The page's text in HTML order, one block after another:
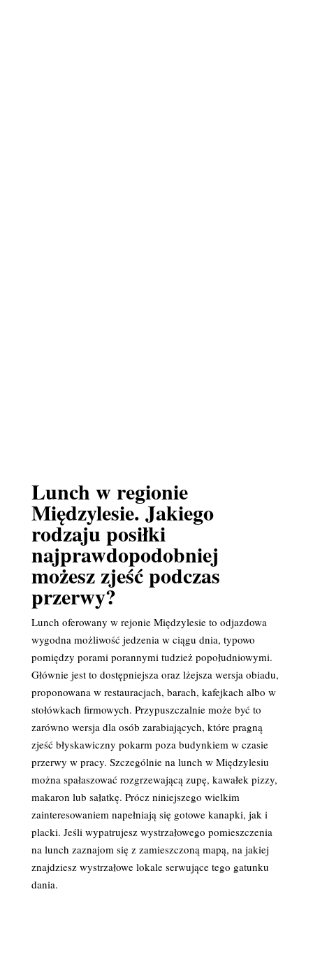
Lunch w regionie
Międzylesie. Jakiego
rodzaju posiłki
najprawdopodobniej
możesz zjeść podczas
przerwy?
Lunch oferowany w rejonie Międzylesie to odjazdowa
wygodna możliwość jedzenia w ciągu dnia, typowo
pomiędzy porami porannymi tudzież popołudniowymi.
Głównie jest to dostępniejsza oraz lżejsza wersja obiadu,
proponowana w restauracjach, barach, kafejkach albo w
stołówkach firmowych. Przypuszczalnie może być to
zarówno wersja dla osób zarabiających, które pragną
zjeść błyskawiczny pokarm poza budynkiem w czasie
przerwy w pracy. Szczególnie na lunch w Międzylesiu
można spałaszować rozgrzewającą zupę, kawałek pizzy,
makaron lub sałatkę. Prócz niniejszego wielkim
zainteresowaniem napełniają się gotowe kanapki, jak i
placki. Jeśli wypatrujesz wystrzałowego pomieszczenia
na lunch zaznajom się z zamieszczoną mapą, na jakiej
znajdziesz wystrzałowe lokale serwujące tego gatunku
dania.